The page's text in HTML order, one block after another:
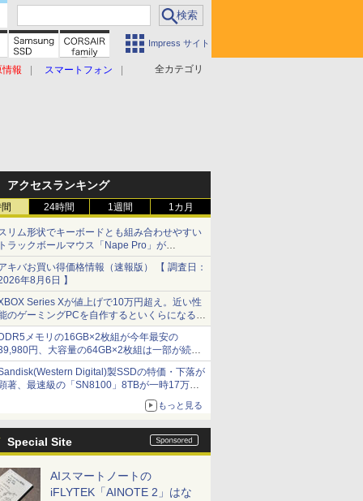
Impress サイト
全カテゴリ
情報 スマートフォン
アクセスランキング
24時間 1週間 1カ月
リム形状でキーボードとも組み合わせやすい
ラックボールマウス「Nape Pro」が
から
キバお買い得価格情報（速報版） 【 調査日：
年8月6日 】
Series Xが値上げで10万円超え。近い性
のゲーミングPCを自作するといくらになる？
石田賀津男の『酒の肴にPCゲーム』】
メモリの16GB×2枚組が今年最安の
円、大容量の64GB×2枚組は一部が続騰
月前半のメモリ価格]
Digital)製SSDの特価・下落が
著、最速級の「SN8100」8TBが一時17万円
もっと見る
Special Site
AIスマートノートの
iFLYTEK「AINOTE 2」はな